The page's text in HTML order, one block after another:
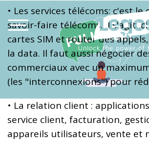
• Les services télécoms: c'est
savoir-faire télécoms. Il s'agit
cartes SIM et router des appels,
la data. Il faut aussi négocier
commerciaux avec un
(les "interconnexions") pour
• La relation client :
service client, facturation,
appareils utilisateurs, vente et